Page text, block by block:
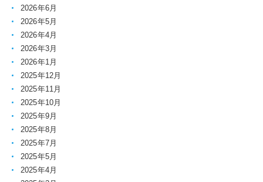
2026年6月
2026年5月
2026年4月
2026年3月
2026年1月
2025年12月
2025年11月
2025年10月
2025年9月
2025年8月
2025年7月
2025年5月
2025年4月